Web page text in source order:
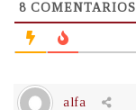
8 COMENTARIOS
alfa